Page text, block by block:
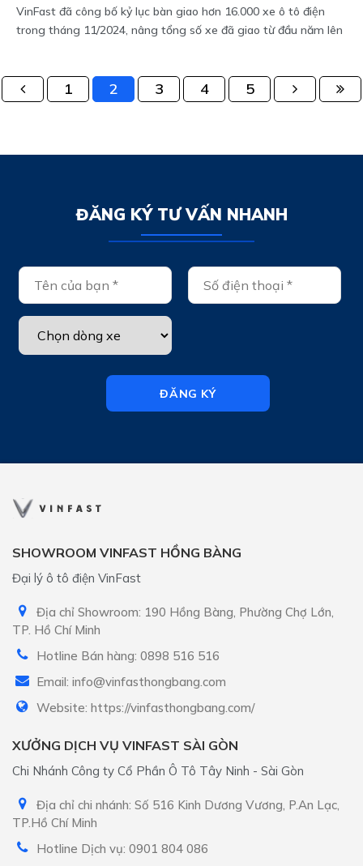
VinFast đã công bố kỷ lục bàn giao hơn 16.000 xe ô tô điện
trong tháng 11/2024, nâng tổng số xe đã giao từ đầu năm lên
1 2 3 4 5
ĐĂNG KÝ TƯ VẤN NHANH
ĐĂNG KÝ
SHOWROOM VINFAST HỒNG BÀNG
Đại lý ô tô điện VinFast
Địa chỉ Showroom: 190 Hồng Bàng, Phường Chợ Lớn,
TP. Hồ Chí Minh
Hotline Bán hàng: 0898 516 516
Email: info@vinfasthongbang.com
Website: https://vinfasthongbang.com/
XƯỞNG DỊCH VỤ VINFAST SÀI GÒN
Chi Nhánh Công ty Cổ Phần Ô Tô Tây Ninh - Sài Gòn
Địa chỉ chi nhánh: Số 516 Kinh Dương Vương, P.An Lạc,
TP.Hồ Chí Minh
Hotline Dịch vụ: 0901 804 086